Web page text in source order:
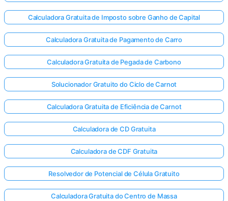
Calculadora Gratuita de Imposto sobre Ganho de Capital
Calculadora Gratuita de Pagamento de Carro
Calculadora Gratuita de Pegada de Carbono
Solucionador Gratuito do Ciclo de Carnot
Calculadora Gratuita de Eficiência de Carnot
Calculadora de CD Gratuita
Calculadora de CDF Gratuita
Resolvedor de Potencial de Célula Gratuito
Calculadora Gratuita do Centro de Massa